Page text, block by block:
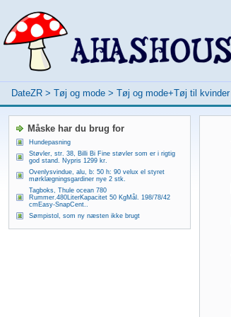
DateZR > Tøj og mode > Tøj og mode+Tøj til kvinder
Måske har du brug for
Hundepasning
Støvler, str. 38, Billi Bi Fine støvler som er i rigtig
god stand. Nypris 1299 kr.
Ovenlysvindue, alu, b: 50 h: 90 velux el styret
mørklægningsgardiner nye 2 stk.
Tagboks, Thule ocean 780
Rummer.480LiterKapacitet 50 KgMål. 198/78/42
cmEasy-SnapCent..
Sømpistol, som ny næsten ikke brugt